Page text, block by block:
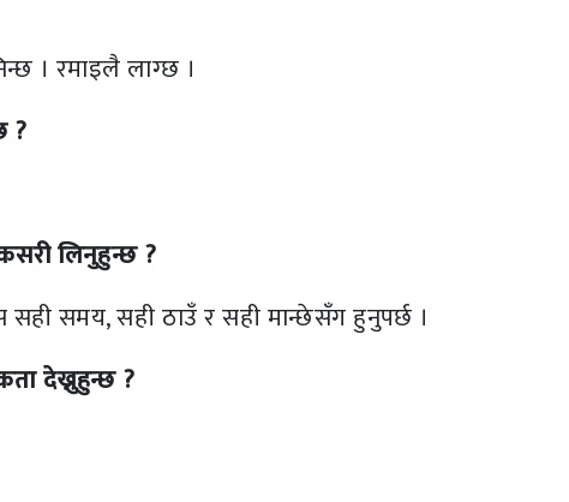
। रमाइलै लाग्छ ।
?
लिनुहुन्छ ?
समय, सही ठाउँ र सही मान्छेसँग हुनुपर्छ ।
देख्नुहुन्छ ?